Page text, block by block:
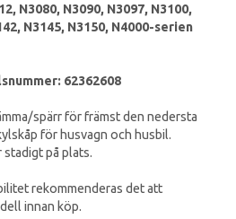
N3080, N3090, N3097, N3100,
N3145, N3150, N4000-serien
62362608
spärr för främst den nedersta
för husvagn och husbil.
på plats.
rekommenderas det att
innan köp.